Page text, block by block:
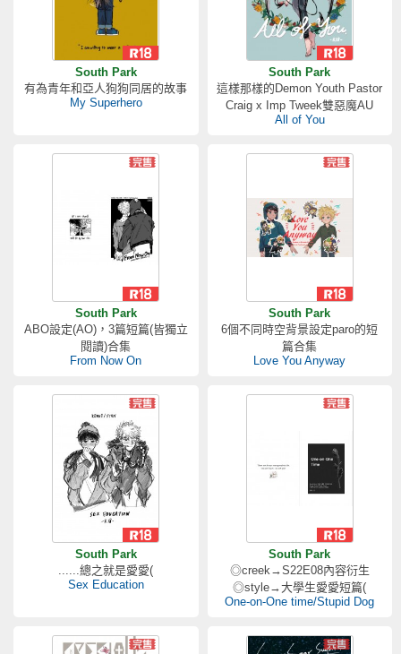
South Park
有為青年和亞人狗狗同居的故事
My Superhero
South Park
這樣那樣的Demon Youth Pastor
Craig x Imp Tweek雙惡魔AU
All of You
South Park
ABO設定(AO)，3篇短篇(皆獨立
閱讀)合集
From Now On
South Park
6個不同時空背景設定paro的短
篇合集
Love You Anyway
South Park
......總之就是愛愛(
Sex Education
South Park
◎creek→S22E08內容衍生
◎style→大學生愛愛短篇(
One-on-One time/Stupid Dog